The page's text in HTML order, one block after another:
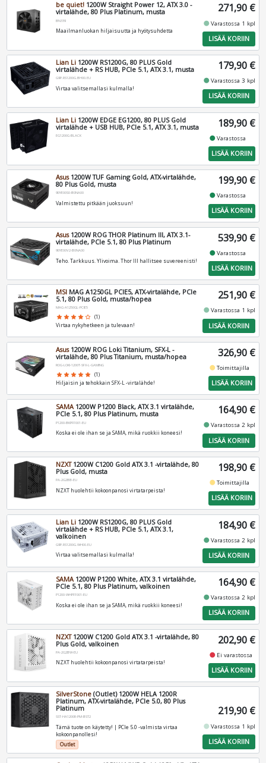
be quiet! 1200W Straight Power 12, ATX 3.0 -
virtalähde, 80 Plus Platinum, musta
BN339
Maailmanluokan hiljaisuutta ja hyötysuhdetta
271,90 €
fiber_manual_recordVarastossa 1 kpl
LISÄÄ KORIIN
Lian Li 1200W RS1200G, 80 PLUS Gold
virtalähde + RS HUB, PCIe 5.1, ATX 3.1, musta
G9P.RS1200G.BH00.EU
Virtaa valitsemallasi kulmalla!
179,90 €
fiber_manual_recordVarastossa 3 kpl
LISÄÄ KORIIN
Lian Li 1200W EDGE EG1200, 80 PLUS Gold
virtalähde + USB HUB, PCIe 5.1, ATX 3.1, musta
EG1200G-BLACK
189,90 €
fiber_manual_recordVarastossa
LISÄÄ KORIIN
Asus1200W TUF Gaming Gold, ATX-virtalähde,
80 Plus Gold, musta
90YE00S0-B0NA00
Valmistettu pitkään juoksuun!
199,90 €
fiber_manual_recordVarastossa
LISÄÄ KORIIN
Asus1200W ROG THOR Platinum III, ATX 3.1-
virtalähde, PCIe 5.1, 80 Plus Platinum
90YE00V2-B0NA00
Teho. Tarkkuus. Ylivoima. Thor III hallitsee suvereenisti!
539,90 €
fiber_manual_recordVarastossa
LISÄÄ KORIIN
MSI MAG A1250GL PCIE5, ATX-virtalähde, PCIe
5.1, 80 Plus Gold, musta/hopea
MAG-A1250GL-PCIE5
star star star star star_border (1)
Virtaa nykyhetkeen ja tulevaan!
251,90 €
fiber_manual_recordVarastossa 1 kpl
LISÄÄ KORIIN
Asus1200W ROG Loki Titanium, SFX-L -
virtalähde, 80 Plus Titanium, musta/hopea
ROG-LOKI-1200T-SFX-L-GAMING
star star star star star (1)
Hiljaisin ja tehokkain SFX-L -virtalähde!
326,90 €
fiber_manual_recordToimittajilla
LISÄÄ KORIIN
SAMA1200W P1200 Black, ATX 3.1 virtalähde,
PCIe 5.1, 80 Plus Platinum, musta
P1200-BKPFF001-EU
Koska ei ole ihan se ja SAMA, mikä ruokkii koneesi!
164,90 €
fiber_manual_recordVarastossa 2 kpl
LISÄÄ KORIIN
NZXT1200W C1200 Gold ATX 3.1 -virtalähde, 80
Plus Gold, musta
PA-2G2BB-EU
NZXT huolehtii kokoonpanosi virtatarpeista!
198,90 €
fiber_manual_recordToimittajilla
LISÄÄ KORIIN
Lian Li 1200W RS1200G, 80 PLUS Gold
virtalähde + RS HUB, PCIe 5.1, ATX 3.1,
valkoinen
G9P.RS1200G.WH00.EU
Virtaa valitsemallasi kulmalla!
184,90 €
fiber_manual_recordVarastossa 2 kpl
LISÄÄ KORIIN
SAMA1200W P1200 White, ATX 3.1 virtalähde,
PCIe 5.1, 80 Plus Platinum, valkoinen
P1200-WHPFF001-EU
Koska ei ole ihan se ja SAMA, mikä ruokkii koneesi!
164,90 €
fiber_manual_recordVarastossa 2 kpl
LISÄÄ KORIIN
NZXT1200W C1200 Gold ATX 3.1 -virtalähde, 80
Plus Gold, valkoinen
PA-2G2BW-EU
NZXT huolehtii kokoonpanosi virtatarpeista!
202,90 €
fiber_manual_record Ei varastossa
LISÄÄ KORIIN
SilverStone (Outlet) 1200W HELA 1200R
Platinum, ATX-virtalähde, PCIe 5.0, 80 Plus
Platinum
SST-HA1200R-PM-BST2
Tämä tuote on käytetty! | PCIe 5.0 -valmista virtaa
kokoonpanollesi!
Outlet
219,90 €
fiber_manual_record Varastossa 1 kpl
LISÄÄ KORIIN